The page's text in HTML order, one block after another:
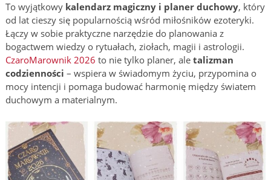
To wyjątkowy kalendarz magiczny i planer duchowy, który
od lat cieszy się popularnością wśród miłośników ezoteryki.
Łączy w sobie praktyczne narzędzie do planowania z
bogactwem wiedzy o rytuałach, ziołach, magii i astrologii.
CzaroMarownik 2026 to nie tylko planer, ale talizman
codzienności – wspiera w świadomym życiu, przypomina o
mocy intencji i pomaga budować harmonię między światem
duchowym a materialnym.